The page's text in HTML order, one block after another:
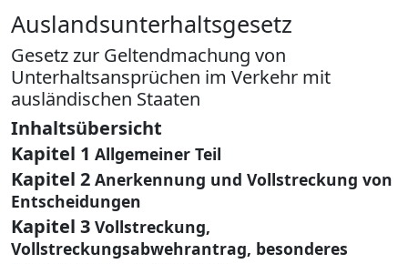
Auslandsunterhaltsgesetz
Gesetz zur Geltendmachung von
Unterhaltsansprüchen im Verkehr mit
ausländischen Staaten
Inhaltsübersicht
Kapitel 1 Allgemeiner Teil
Kapitel 2 Anerkennung und Vollstreckung von
Entscheidungen
Kapitel 3 Vollstreckung,
Vollstreckungsabwehrantrag, besonderes